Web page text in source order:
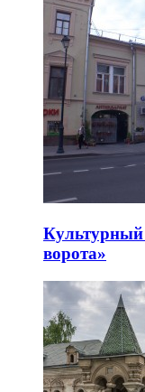
Культурный
ворота»